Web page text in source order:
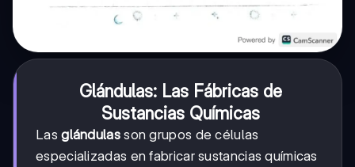
Glándulas: Las Fábricas de
Sustancias Químicas
Lasglándulasson grupos de células
especializadas en fabricar sustancias químicas